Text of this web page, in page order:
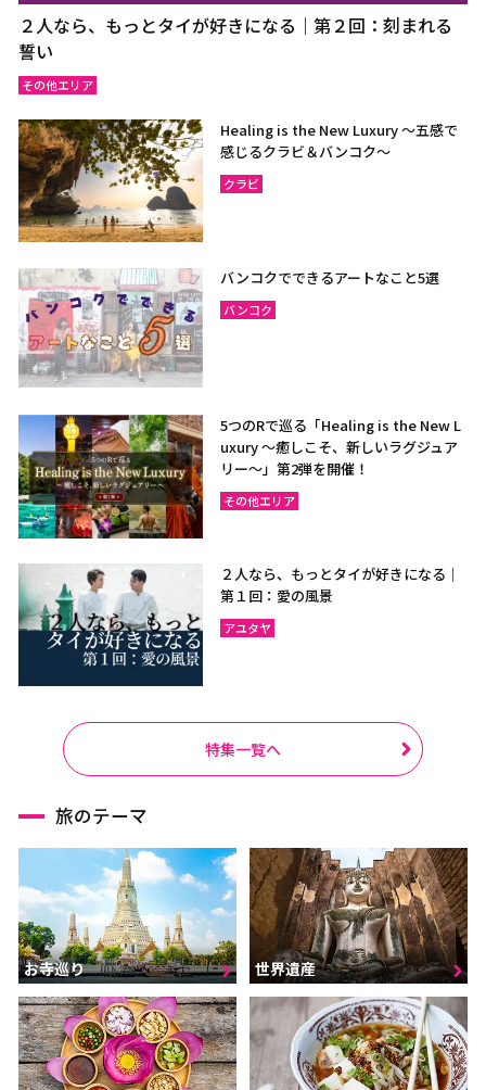
２人なら、もっとタイが好きになる｜第２回：刻まれる
誓い
その他エリア
Healing is the New Luxury ～五感で
感じるクラビ＆バンコク～
クラビ
バンコクでできるアートなこと5選
バンコク
5つのRで巡る「Healing is the New L
uxury ～癒しこそ、新しいラグジュア
リー〜」第2弾を開催！
その他エリア
２人なら、もっとタイが好きになる｜
第１回：愛の風景
アユタヤ
特集一覧へ
旅のテーマ
お寺巡り 世界遺産